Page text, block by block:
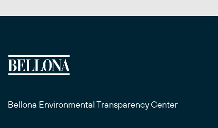
Bellona Environmental Transparency Center